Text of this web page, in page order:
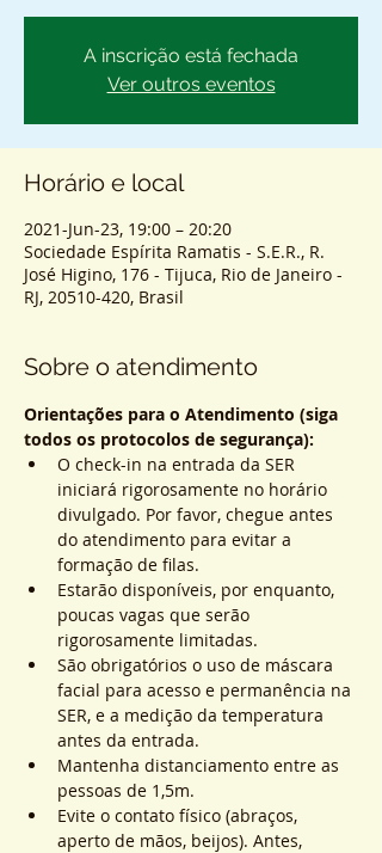
A inscrição está fechada
Ver outros eventos
Horário e local
2021-Jun-23, 19:00 – 20:20
Sociedade Espírita Ramatis - S.E.R., R.
José Higino, 176 - Tijuca, Rio de Janeiro -
RJ, 20510-420, Brasil
Sobre o atendimento
Orientações para o Atendimento (siga
todos os protocolos de segurança):
O check-in na entrada da SER
iniciará rigorosamente no horário
divulgado. Por favor, chegue antes
do atendimento para evitar a
formação de filas.
Estarão disponíveis, por enquanto,
poucas vagas que serão
rigorosamente limitadas.
São obrigatórios o uso de máscara
facial para acesso e permanência na
SER, e a medição da temperatura
antes da entrada.
Mantenha distanciamento entre as
pessoas de 1,5m.
Evite o contato físico (abraços,
aperto de mãos, beijos). Antes,